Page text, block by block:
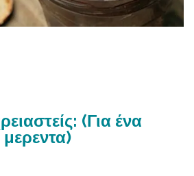
(Για ένα
μερεντα)